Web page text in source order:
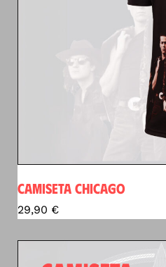
CAMISETA CHICAGO
29,90 €